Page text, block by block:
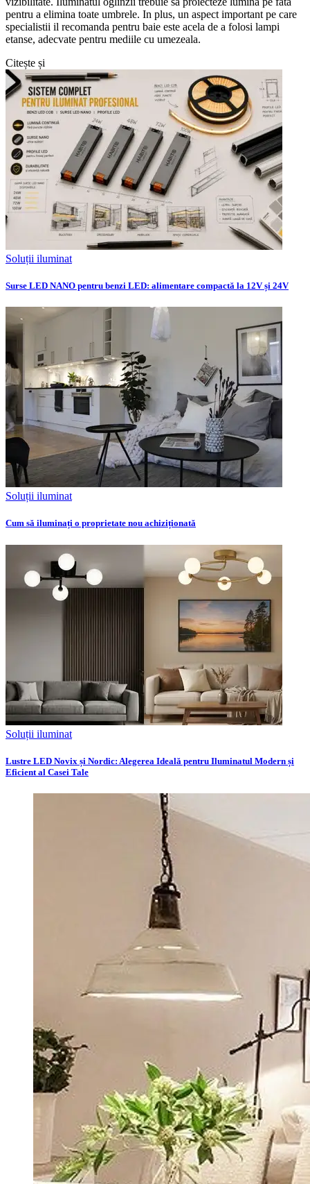
pentru a elimina toate umbrele. In plus, un aspect important pe care
specialistii il recomanda pentru baie este acela de a folosi lampi
etanse, adecvate pentru mediile cu umezeala.
Citește și
Soluții iluminat
Surse LED NANO pentru benzi LED: alimentare compactă la 12V și 24V
Soluții iluminat
Cum să iluminați o proprietate nou achiziționată
Soluții iluminat
Lustre LED Novix și Nordic: Alegerea Ideală pentru Iluminatul Modern și
Eficient al Casei Tale